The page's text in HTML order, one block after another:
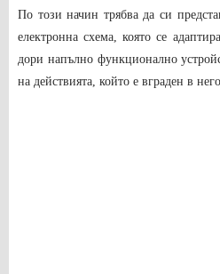
По този начин трябва да си
електронна схема, която се
дори напълно функционално
на действията, който е вграден в